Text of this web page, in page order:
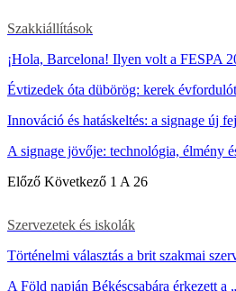
Szakkiállítások
¡Hola, Barcelona! Ilyen volt a FESPA
Évtizedek óta dübörög: kerek
Innováció és hatáskeltés: a signage új
A signage jövője: technológia, élmény
Előző Következő 1 A 26
Szervezetek és iskolák
Történelmi választás a brit szakmai
A Föld napján Békéscsabára érkezett a